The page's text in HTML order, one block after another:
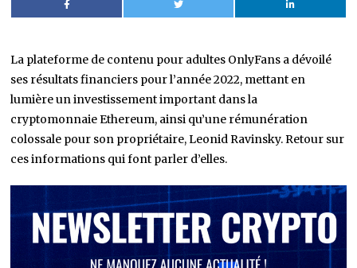
La plateforme de contenu pour adultes OnlyFans a dévoilé
ses résultats financiers pour l’année 2022, mettant en
lumière un investissement important dans la
cryptomonnaie Ethereum, ainsi qu’une rémunération
colossale pour son propriétaire, Leonid Ravinsky. Retour sur
ces informations qui font parler d’elles.